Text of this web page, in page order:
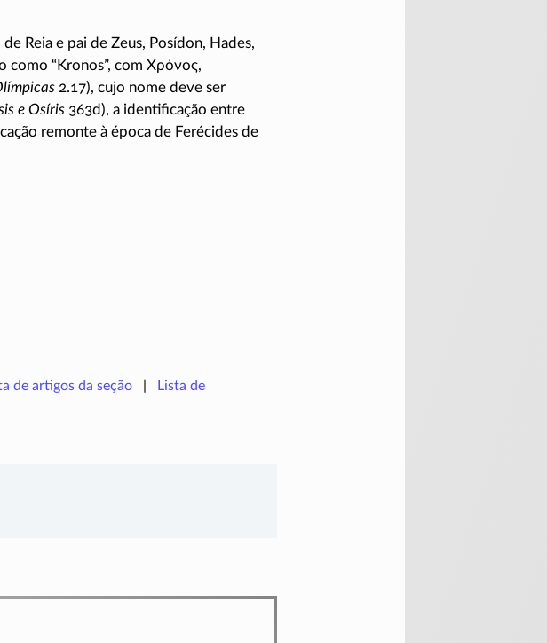
Reia e pai de Zeus, Posídon, Hades,
como “Kronos”, com Χρόνος,
2.17), cujo nome deve ser
e Osíris363d), a identificação entre
remonte à época de Ferécides de
de artigos da seção
Lista de